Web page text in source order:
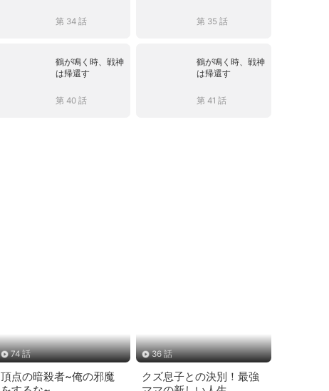
第 34 話 第 35 話
鶴が鳴く時、戦神
は帰還す
第 40 話
鶴が鳴く時、戦神
は帰還す
第 41 話
74 話
頂点の暗殺者~俺の邪魔
36 話
クズ息子との決別！最強